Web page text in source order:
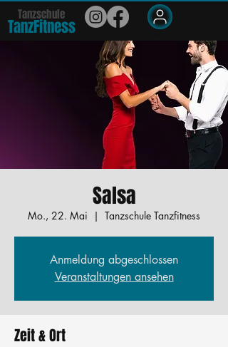
Tanzschule
TanzFitness
Salsa
Mo., 22. Mai
  |
Tanzschule Tanzfitness
Anmeldung abgeschlossen
Veranstaltungen ansehen
Zeit & Ort